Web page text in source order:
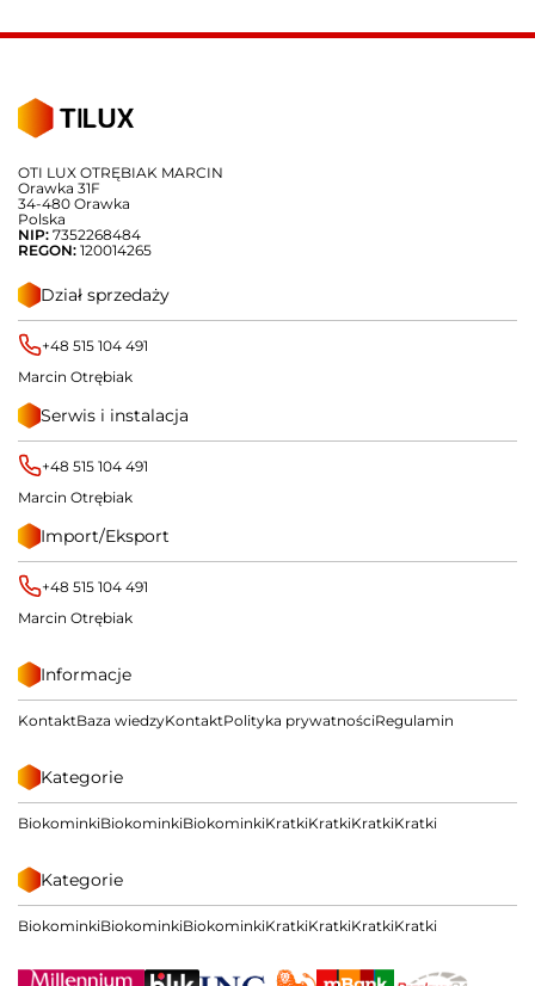
OTI LUX OTRĘBIAK MARCIN
Orawka 31F
34-480 Orawka
Polska
NIP: 7352268484
REGON: 120014265
Dział sprzedaży
+48 515 104 491
Marcin Otrębiak
Serwis i instalacja
+48 515 104 491
Marcin Otrębiak
Import/Eksport
+48 515 104 491
Marcin Otrębiak
Informacje
KontaktBaza wiedzyKontaktPolityka prywatnościRegulamin
Kategorie
BiokominkiBiokominkiBiokominkiKratkiKratkiKratkiKratki
Kategorie
BiokominkiBiokominkiBiokominkiKratkiKratkiKratkiKratki